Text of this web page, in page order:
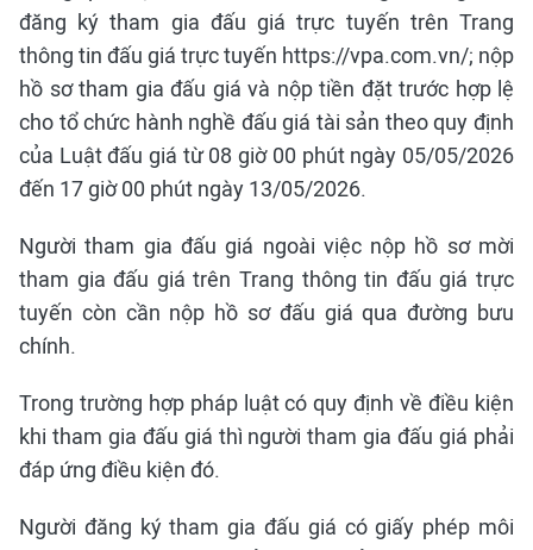
đăng ký tham gia đấu giá trực tuyến trên Trang
thông tin đấu giá trực tuyến https://vpa.com.vn/; nộp
hồ sơ tham gia đấu giá và nộp tiền đặt trước hợp lệ
cho tổ chức hành nghề đấu giá tài sản theo quy định
của Luật đấu giá từ 08 giờ 00 phút ngày 05/05/2026
đến 17 giờ 00 phút ngày 13/05/2026.
Người tham gia đấu giá ngoài việc nộp hồ sơ mời
tham gia đấu giá trên Trang thông tin đấu giá trực
tuyến còn cần nộp hồ sơ đấu giá qua đường bưu
chính.
Trong trường hợp pháp luật có quy định về điều kiện
khi tham gia đấu giá thì người tham gia đấu giá phải
đáp ứng điều kiện đó.
Người đăng ký tham gia đấu giá có giấy phép môi